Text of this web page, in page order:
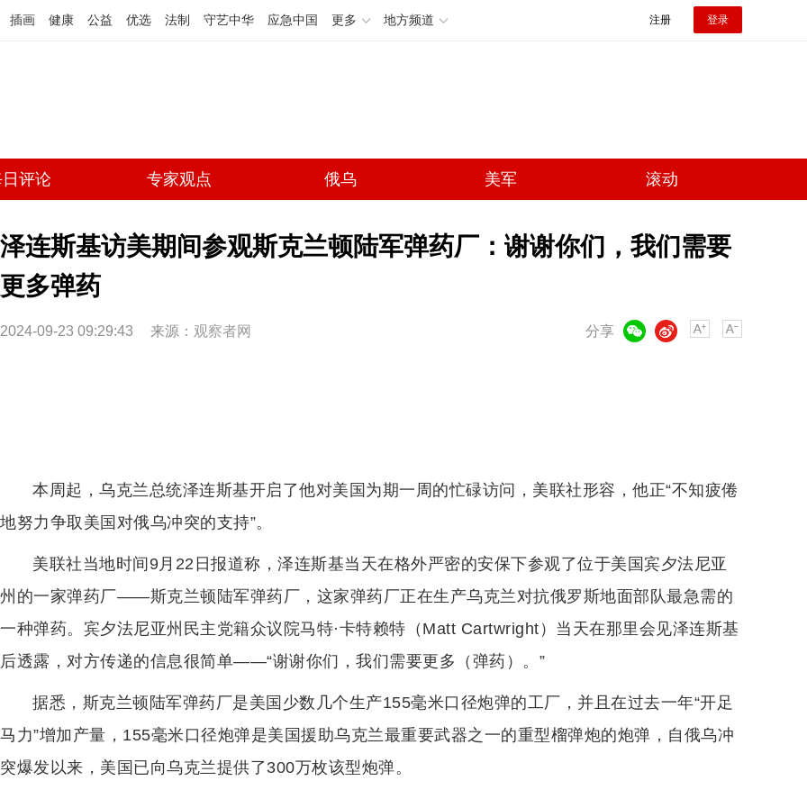
插画 健康 公益 优选 法制 守艺中华 应急中国 更多 地方频道 注册 登录
评论 专家观点 俄乌 美军 滚动
泽连斯基访美期间参观斯克兰顿陆军弹药厂：谢谢你们，我们需要
更多弹药
2024-09-23 09:29:43 来源： 观察者网 分享
微博
本周起，乌克兰总统泽连斯基开启了他对美国为期一周的忙碌访问，美联社形容，他正“不知疲倦
地努力争取美国对俄乌冲突的支持”。
美联社当地时间9月22日报道称，泽连斯基当天在格外严密的安保下参观了位于美国宾夕法尼亚
州的一家弹药厂——斯克兰顿陆军弹药厂，这家弹药厂正在生产乌克兰对抗俄罗斯地面部队最急需的
一种弹药。宾夕法尼亚州民主党籍众议院马特·卡特赖特（Matt Cartwright）当天在那里会见泽连斯基
后透露，对方传递的信息很简单——“谢谢你们，我们需要更多（弹药）。”
据悉，斯克兰顿陆军弹药厂是美国少数几个生产155毫米口径炮弹的工厂，并且在过去一年“开足
马力”增加产量，155毫米口径炮弹是美国援助乌克兰最重要武器之一的重型榴弹炮的炮弹，自俄乌冲
突爆发以来，美国已向乌克兰提供了300万枚该型炮弹。